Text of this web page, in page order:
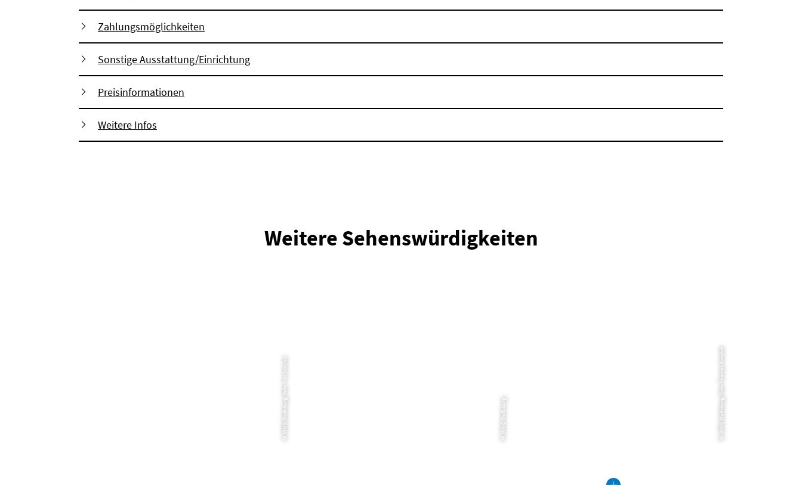
Zahlungsmöglichkeiten
Sonstige Ausstattung/Einrichtung
Preisinformationen
Weitere Infos
Weitere Sehenswürdigkeiten
© WMG Wolfsburg, Foto Tim Schulze © WMG Wolfsburg © WMG Wolfsburg, Foto Thomas Koschel